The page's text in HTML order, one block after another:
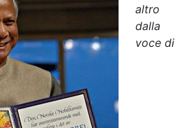
altro
dalla
voce di